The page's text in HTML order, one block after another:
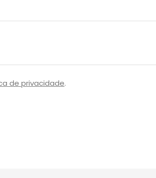
de privacidade.